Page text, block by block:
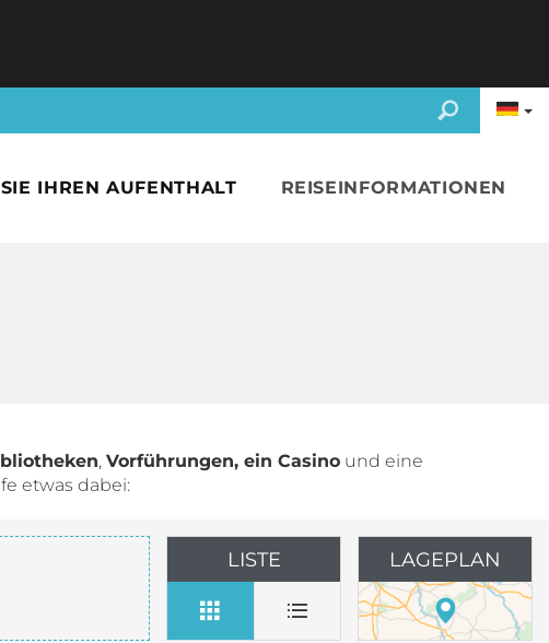
IHREN AUFENTHALT REISEINFORMATIONEN
, Vorführungen, ein Casinound eine
etwas dabei:
LISTE LAGEPLAN